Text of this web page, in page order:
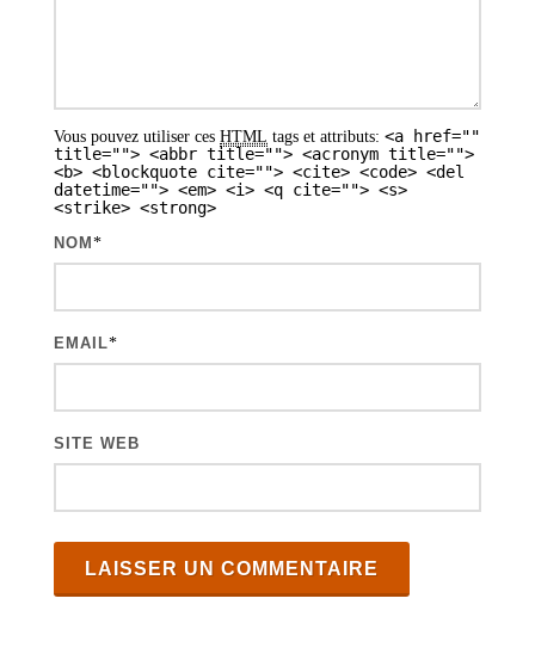
Vous pouvez utiliser ces HTML tags et attributs: <a href=""
title=""> <abbr title=""> <acronym title="">
<b> <blockquote cite=""> <cite> <code> <del
datetime=""> <em> <i> <q cite=""> <s>
<strike> <strong>
NOM *
EMAIL*
SITE WEB